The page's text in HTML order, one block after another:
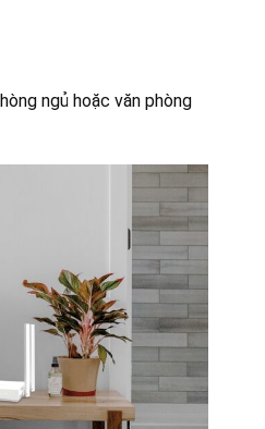
ngủ hoặc văn phòng